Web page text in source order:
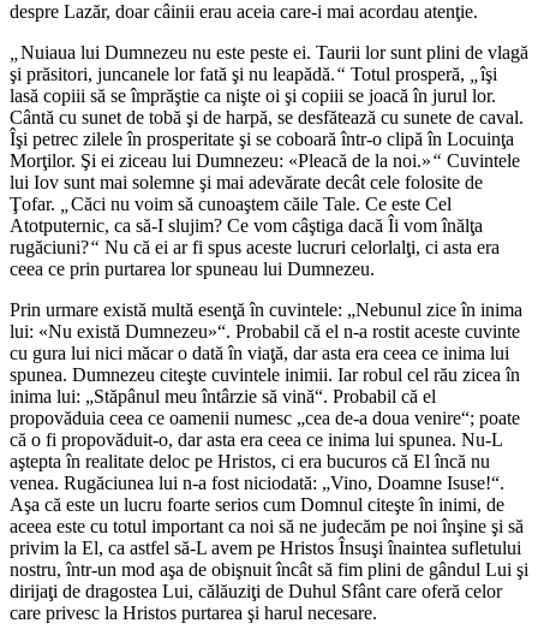
despre Lazăr, doar câinii erau aceia care-i mai acordau atenţie.
Nuiaua lui Dumnezeu nu este peste ei. Taurii lor sunt plini de vlagă
şi prăsitori, juncanele lor fată şi nu leapădă.“ Totul prosperă, „îşi
lasă copiii să se împrăştie ca nişte oi şi copiii se joacă în jurul lor.
Cântă cu sunet de tobă şi de harpă, se desfătează cu sunete de caval.
Îşi petrec zilele în prosperitate şi se coboară într-o clipă în Locuinţa
Morţilor. Şi ei ziceau lui Dumnezeu: «Pleacă de la noi.»“ Cuvintele
lui Iov sunt mai solemne şi mai adevărate decât cele folosite de
Ţofar.
Căci nu voim să cunoaştem căile Tale. Ce este Cel
Atotputernic, ca să-I slujim? Ce vom câştiga dacă Îi vom înălţa
rugăciuni?“ Nu că ei ar fi spus aceste lucruri celorlalţi, ci asta era
ceea ce prin purtarea lor spuneau lui Dumnezeu.
Prin urmare există multă esenţă în cuvintele: „Nebunul zice în inima
lui: «Nu există Dumnezeu»“. Probabil că el n-a rostit aceste cuvinte
cu gura lui nici măcar o dată în viaţă, dar asta era ceea ce inima lui
spunea. Dumnezeu citeşte cuvintele inimii. Iar robul cel rău zicea în
inima lui: „Stăpânul meu întârzie să vină“. Probabil că el
propovăduia ceea ce oamenii numesc „cea de-a doua venire“; poate
că o fi propovăduit-o, dar asta era ceea ce inima lui spunea. Nu-L
aştepta în realitate deloc pe Hristos, ci era bucuros că El încă nu
venea. Rugăciunea lui n-a fost niciodată: „Vino, Doamne Isuse!“.
Aşa că este un lucru foarte serios cum Domnul citeşte în inimi, de
aceea este cu totul important ca noi să ne judecăm pe noi înşine şi să
privim la El, ca astfel să-L avem pe Hristos Însuşi înaintea sufletului
nostru, într-un mod aşa de obişnuit încât să fim plini de gândul Lui şi
dirijaţi de dragostea Lui, călăuziţi de Duhul Sfânt care oferă celor
care privesc la Hristos purtarea şi harul necesare.